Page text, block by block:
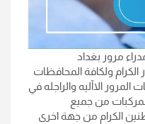
مرور بغداد
ولكافة المحافظات
الاآليه والراجله في
من جميع
الكرام من جهة اخرى